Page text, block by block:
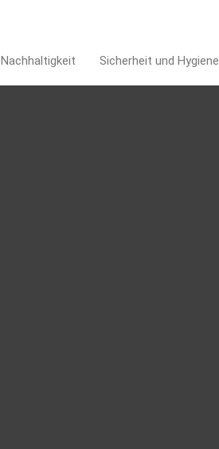
Nachhaltigkeit Sicherheit und Hygiene